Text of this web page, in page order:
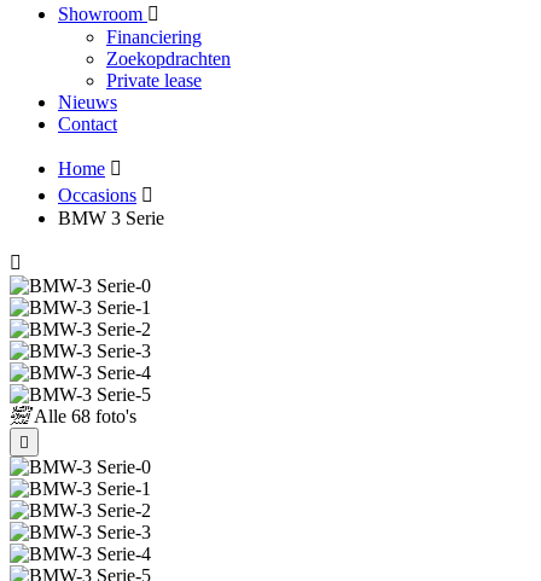
Showroom
Financiering
Zoekopdrachten
Private lease
Nieuws
Contact
Home
Occasions
BMW 3 Serie
Alle 68 foto's